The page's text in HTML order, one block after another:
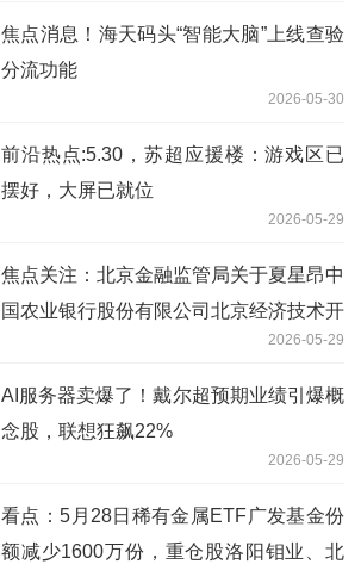
焦点消息！海天码头“智能大脑”上线查验
分流功能
2026-05-30
前沿热点:5.30，苏超应援楼：游戏区已
摆好，大屏已就位
2026-05-29
焦点关注：北京金融监管局关于夏星昂中
国农业银行股份有限公司北京经济技术开
2026-05-29
AI服务器卖爆了！戴尔超预期业绩引爆概
念股，联想狂飙22%
2026-05-29
看点：5月28日稀有金属ETF广发基金份
额减少1600万份，重仓股洛阳钼业、北